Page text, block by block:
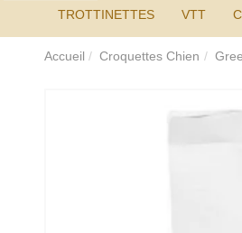
TROTTINETTES VTT
Accueil Croquettes Chien